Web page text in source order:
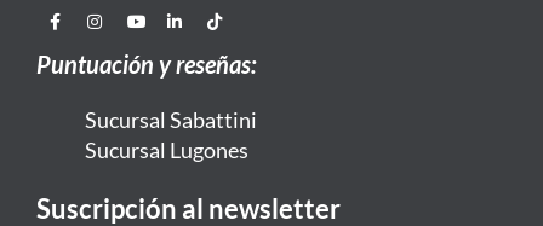
Puntuación y reseñas:
Sucursal Sabattini
Sucursal Lugones
Suscripción al newsletter